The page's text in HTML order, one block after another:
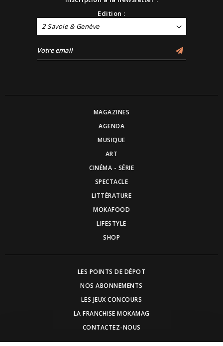
Edition :
2 Savoie & Genève
MAGAZINES
AGENDA
MUSIQUE
ART
CINÉMA - SÉRIE
SPECTACLE
LITTÉRATURE
MOKAFOOD
LIFESTYLE
SHOP
LES POINTS DE DÉPOT
NOS ABONNEMENTS
LES JEUX CONCOURS
LA FRANCHISE MOKAMAG
CONTACTEZ-NOUS